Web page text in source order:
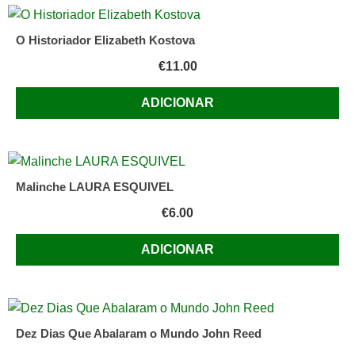
Elleston
O Historiador Elizabeth Kostova
€11.00
ADICIONAR
Malinche LAURA ESQUIVEL
€6.00
ADICIONAR
Dez Dias Que Abalaram o Mundo John Reed